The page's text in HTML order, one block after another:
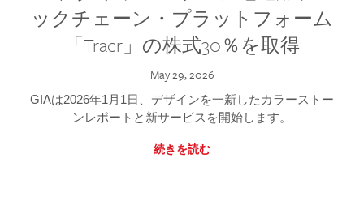
ックチェーン・プラットフォーム
「Tracr」の株式30％を取得
May 29, 2026
GIAは2026年1月1日、デザインを一新したカラーストー
ンレポートと新サービスを開始します。
続きを読む